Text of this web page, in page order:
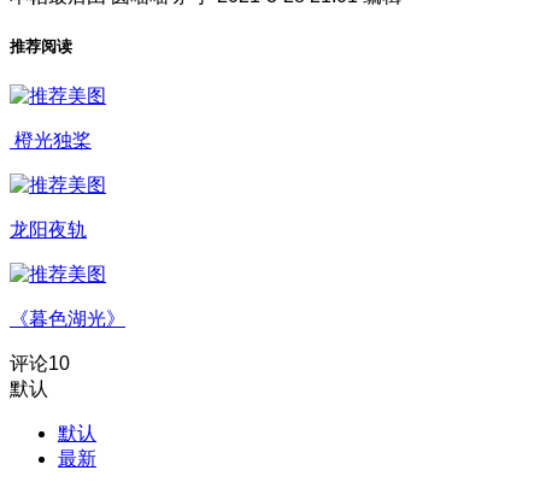
推荐阅读
橙光独桨
龙阳夜轨
《暮色湖光》
评论10
默认
默认
最新